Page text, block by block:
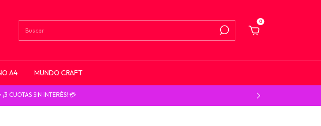
0
A4 MUNDO CRAFT
CUOTAS SIN INTERÉS! 💳